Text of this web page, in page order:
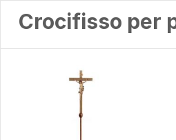
Crocifisso per